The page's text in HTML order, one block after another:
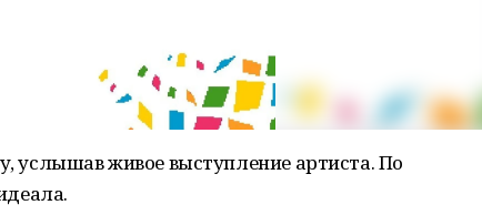
услышав живое выступление артиста. По